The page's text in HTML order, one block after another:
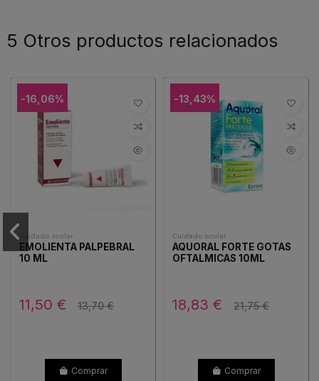
5 Otros productos relacionados
-16,06%
Cuidado ocular
EMOLIENTA PALPEBRAL
10 ML
11,50 € 13,70 €
Comprar
-13,43%
Cuidado ocular
AQUORAL FORTE GOTAS
OFTALMICAS 10ML
18,83 € 21,75 €
Comprar